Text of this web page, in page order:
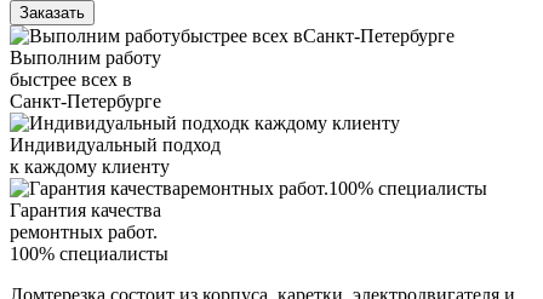
Заказать
Выполним работу
быстрее всех в
Санкт-Петербурге
Индивидуальный подход
к каждому клиенту
Гарантия качества
ремонтных работ.
100% специалисты
Ломтерезка состоит из корпуса, каретки, электродвигателя и